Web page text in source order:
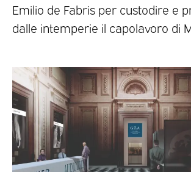
Emilio de Fabris per custodire e
dalle intemperie il capolavoro di